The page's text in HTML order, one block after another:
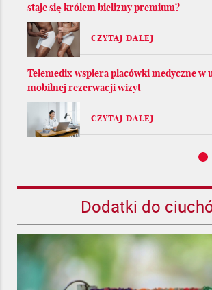
staje się królem bielizny premium?
CZYTAJ DALEJ
Telemedix wspiera placówki medyczne w
mobilnej rezerwacji wizyt
CZYTAJ DALEJ
Dodatki do